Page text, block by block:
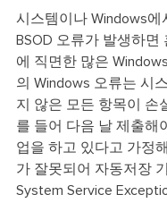
시스템이나 Windows에
BSOD 오류가 발생하면
에 직면한 많은
의 Windows 오류는 시
지 않은 모든 항목이 손
를 들어 다음 날 제출해
업을 하고 있다고 가정
가 잘못되어 자동저장
System Service